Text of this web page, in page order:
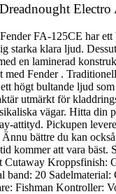
Electro
FA-125CE har
starka klara ljud.
en laminerad
Fender .
högt bultande ljud
utmärkt för
vägar. Hitta
attityd. Pickupen
bättre du kan
kommer att vara
Kroppsfinish:
20
Fishman Kontroller: